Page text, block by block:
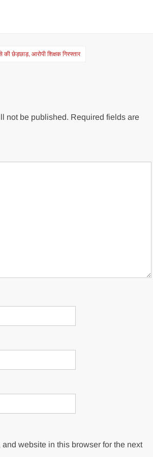
छेड़छाड़, आरोपी शिक्षक गिरफ्तार
not be published. Required fields are
website in this browser for the next